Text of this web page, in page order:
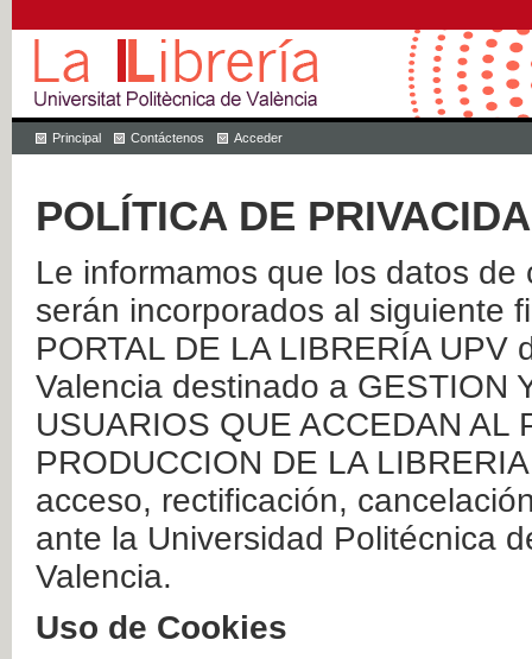
Principal Contáctenos Acceder
POLÍTICA DE
Le informamos que los datos
serán incorporados al siguiente
PORTAL DE LA LIBRERÍA
Valencia destinado a GESTION
USUARIOS QUE ACCEDAN AL
PRODUCCION DE LA
acceso, rectificación,
ante la Universidad Politécnica
Valencia.
Uso de Cookies